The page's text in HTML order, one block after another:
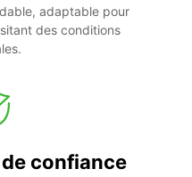
adaptable pour
des conditions
confiance